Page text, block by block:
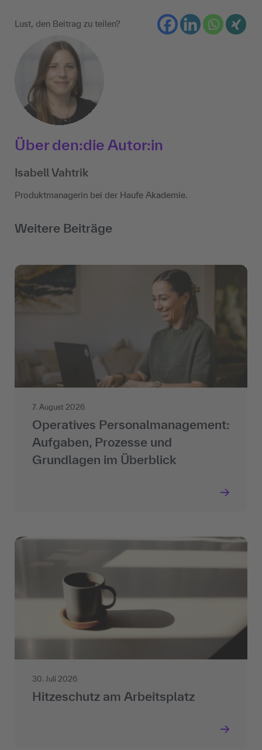
Lust, den Beitrag zu teilen?
Über den:die Autor:in
Isabell Vahtrik
Produktmanagerin bei der Haufe Akademie.
Weitere Beiträge
7. August 2026
Operatives Personalmanagement:
Aufgaben, Prozesse und
Grundlagen im Überblick
30. Juli 2026
Hitzeschutz am Arbeitsplatz